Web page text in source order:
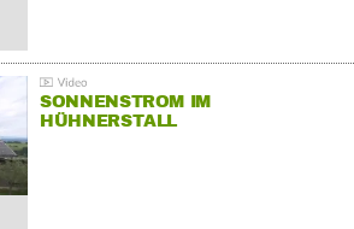
SONNENSTROM IM
HÜHNERSTALL